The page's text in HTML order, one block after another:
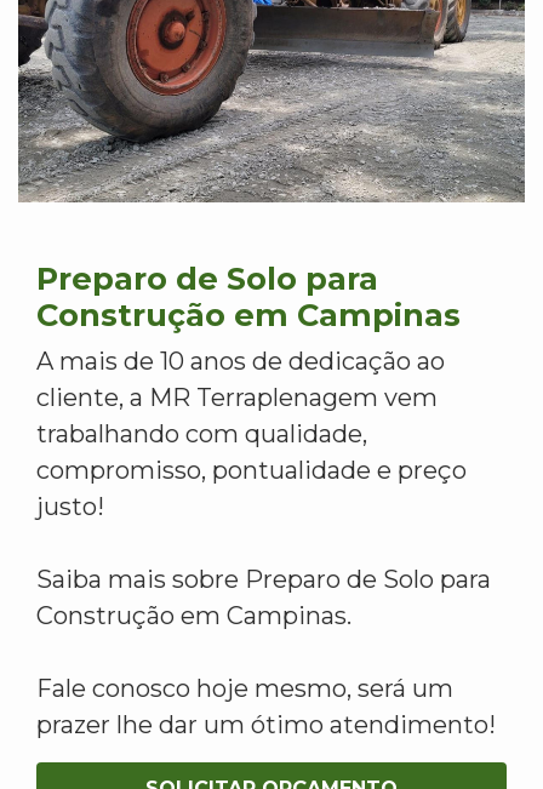
Preparo de Solo para
Construção em Campinas
A mais de 10 anos de dedicação ao
cliente, a MR Terraplenagem vem
trabalhando com qualidade,
compromisso, pontualidade e preço
justo!
Saiba mais sobre Preparo de Solo para
Construção em Campinas.
Fale conosco hoje mesmo, será um
prazer lhe dar um ótimo atendimento!